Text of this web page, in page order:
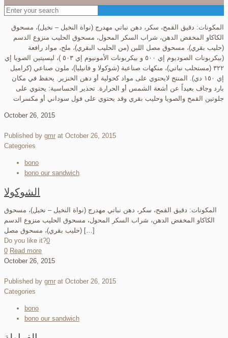
المكونات: دقيق القمح، سكر، دهن نباتي مهدرج (نواة النخيل – نخيل)، مسحوق
الكاكاو المخفض الدهن، شراب السكر المحول، مسحوق الحليب منزوع الدسم
(حليب بقري)، مسحوق مصل اللبن (من الحليب البقري)، ملح، مواد رافعة
(بيكربونات الصوديوم إي ٥٠٠ و بيكربونات الأمونيوم إي ٥٠٣ )، ليسيتين الصويا إي
٣٢٢ (مستحلب نباتي)، منكهات صناعية (شوكولا و فانيليا)، ملون صناعي (كراميل
إي ١٥٠ دي). المنتج لايحتوي على مواد كحولية أو دهن الخنزير. يحفظ في مكان
بارد وجاف بعيداً عن أشعة الشمس أو الحرارة. تحذير الحساسية: يحتوي على
جلوتين القمح والصويا وحليب بقري وقد يحتوي على فول سوداني أو مكسرات
October 26, 2015
Published by gmr at October 26, 2015
Categories
bono
bono our sandwich
الشوكولا
المكونات: دقيق القمح، سكر، دهن نباتي مهدرج (نواة النخيل – نخيل)، مسحوق
الكاكاو المخفض الدهن، شراب السكر المحول، مسحوق الحليب منزوع الدسم
(حليب بقري)، مسحوق مصل […]
Do you like it?0
0 Read more
October 26, 2015
Published by gmr at October 26, 2015
Categories
bono
bono our sandwich